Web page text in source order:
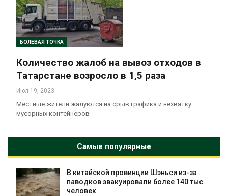
БОЛЕВАЯ ТОЧКА
Количество жалоб на вывоз отходов в
Татарстане возросло в 1,5 раза
Июл 19, 2023
Местные жители жалуются на срыв графика и нехватку
мусорных контейнеров
Самые популярные
В китайской провинции Шэньси из-за
паводков эвакуировали более 140 тыс.
человек